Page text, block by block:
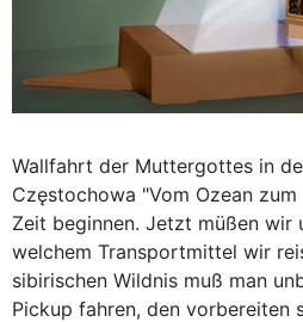
Wallfahrt der Muttergottes in
Częstochowa "Vom Ozean
Zeit beginnen. Jetzt müßen wir
welchem Transportmittel wir
sibirischen Wildnis muß man
Pickup fahren, den vorbereiten